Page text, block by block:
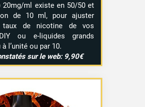
20mg/ml existe en 50/50 et
de 10 ml, pour ajuster
taux de nicotine de vos
ou e-liquides grands
l’unité ou par 10.
sur le web: 9,90€